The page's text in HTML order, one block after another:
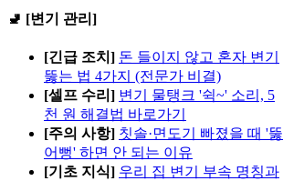
🚽 [변기 관리]
[긴급 조치] 돈 들이지 않고 혼자 변기
뚫는 법 4가지 (전문가 비결)
[셀프 수리] 변기 물탱크 '쉭~' 소리, 5
천 원 해결법 바로가기
[주의 사항] 칫솔·면도기 빠졌을 때 '뚫
어뻥' 하면 안 되는 이유
[기초 지식] 우리 집 변기 부속 명칭과